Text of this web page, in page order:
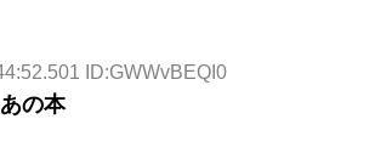
ID:GWWvBEQI0
の本